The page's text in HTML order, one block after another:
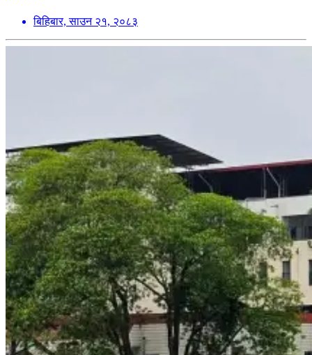
बिहिबार, साउन २१, २०८३